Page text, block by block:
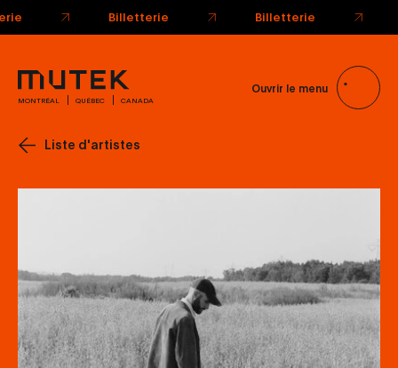
MONTRÉAL QUÉBEC CANADA
Ouvrir le menu
Liste d'artistes